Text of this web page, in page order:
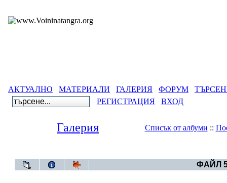
АКТУАЛНО МАТЕРИАЛИ ГАЛЕРИЯ ФОРУМ
РЕГИСТРАЦИЯ
ВХОД
Галерия Списък от албуми ::
ФАЙЛ